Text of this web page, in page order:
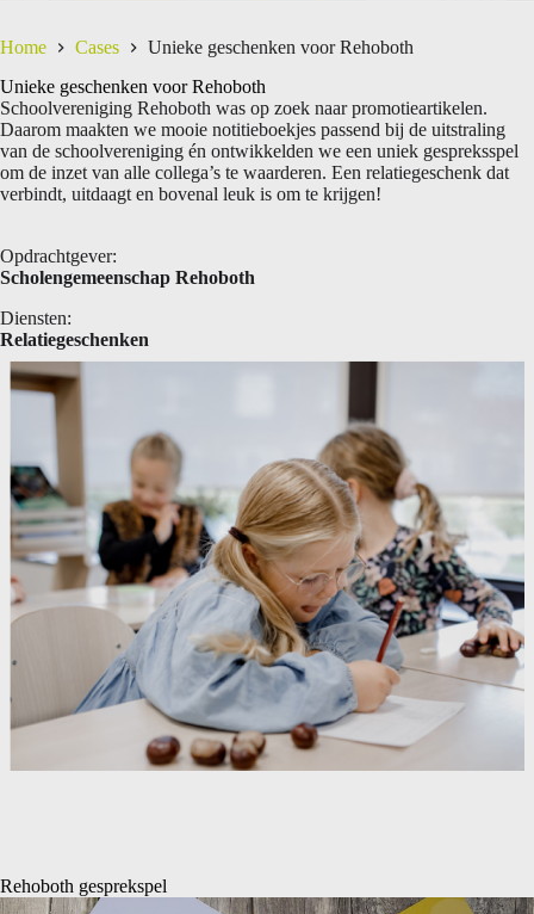
Home Cases
Unieke geschenken voor Rehoboth
Unieke geschenken voor Rehoboth
Schoolvereniging Rehoboth was op zoek naar promotieartikelen.
Daarom maakten we mooie notitieboekjes passend bij de uitstraling
van de schoolvereniging én ontwikkelden we een uniek gespreksspel
om de inzet van alle collega’s te waarderen. Een relatiegeschenk dat
verbindt, uitdaagt en bovenal leuk is om te krijgen!
Opdrachtgever:
Scholengemeenschap Rehoboth
Diensten:
Relatiegeschenken
Rehoboth gesprekspel